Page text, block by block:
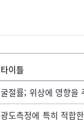
타이틀
굴절률; 위상에 영향
광도측정에 특히 적합